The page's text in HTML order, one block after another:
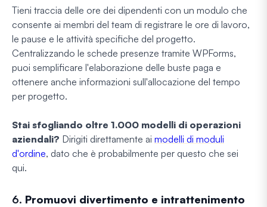
Tieni traccia delle ore dei dipendenti con un modulo che
consente ai membri del team di registrare le ore di lavoro,
le pause e le attività specifiche del progetto.
Centralizzando le schede presenze tramite WPForms,
puoi semplificare l'elaborazione delle buste paga e
ottenere anche informazioni sull'allocazione del tempo
per progetto.
Stai sfogliando oltre 1.000 modelli di operazioni
aziendali? Dirigiti direttamente ai modelli di moduli
d'ordine, dato che è probabilmente per questo che sei
qui.
6. Promuovi divertimento e intrattenimento